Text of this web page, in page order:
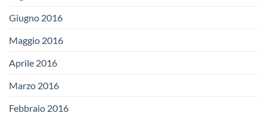
Giugno 2016
Maggio 2016
Aprile 2016
Marzo 2016
Febbraio 2016